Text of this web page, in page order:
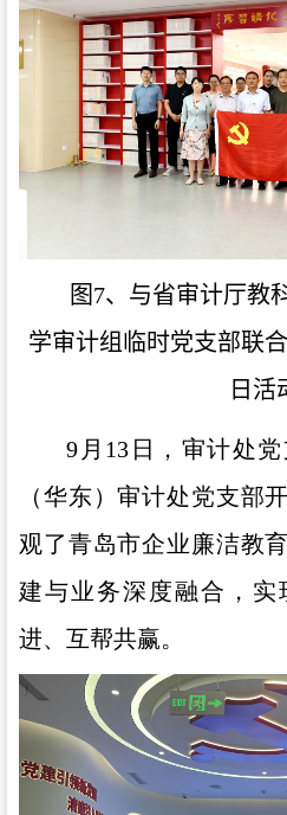
图7、与省审计厅教
学审计组临时党支部联
日活
9月 13 日，审计处
（华东）审计处党支部
观了青岛市企业廉洁教
建与业务深度融合，实
进、互帮共赢。